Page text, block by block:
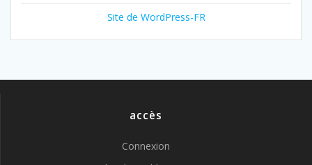
Site de WordPress-FR
accès
Connexion